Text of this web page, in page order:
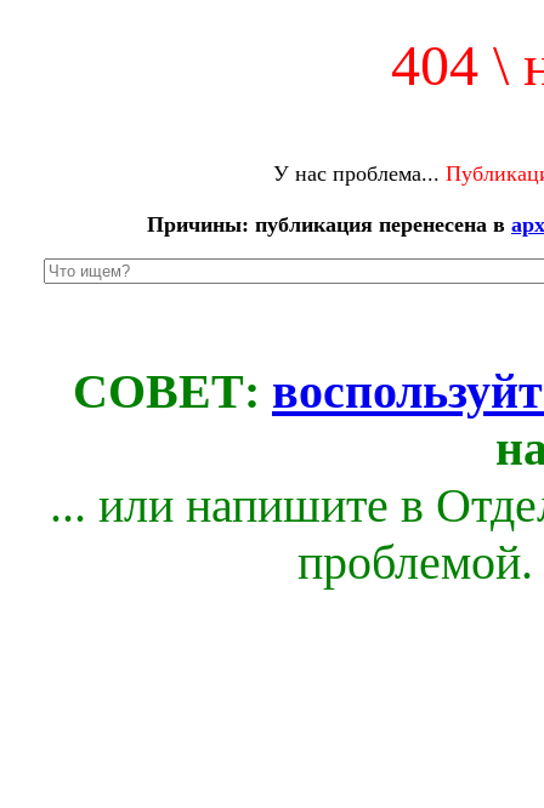
404 \
У нас проблема...
Причины: публикация перенесена в
СОВЕТ:
... или напишите в